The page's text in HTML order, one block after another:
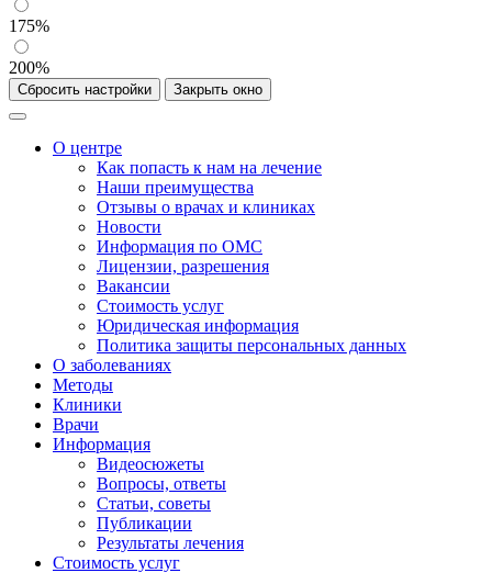
175%
200%
Сбросить настройки Закрыть окно
О центре
Как попасть к нам на лечение
Наши преимущества
Отзывы о врачах и клиниках
Новости
Информация по ОМС
Лицензии, разрешения
Вакансии
Стоимость услуг
Юридическая информация
Политика защиты персональных данных
О заболеваниях
Методы
Клиники
Врачи
Информация
Видеосюжеты
Вопросы, ответы
Статьи, советы
Публикации
Результаты лечения
Стоимость услуг